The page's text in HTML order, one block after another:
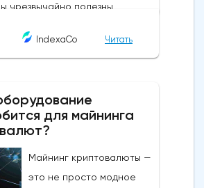
чрезвычайно полезны,
реального времени, что
сигналы имеют
и они используются
сигнал Форекс - это,
для входа в сделку
IndexaCo Читать
для майнинга
Майнинг криптовалюты —
это не просто модное